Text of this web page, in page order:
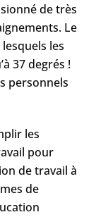
de très
Le
les
37 degrés !
personnels
les
pour
de travail à
de